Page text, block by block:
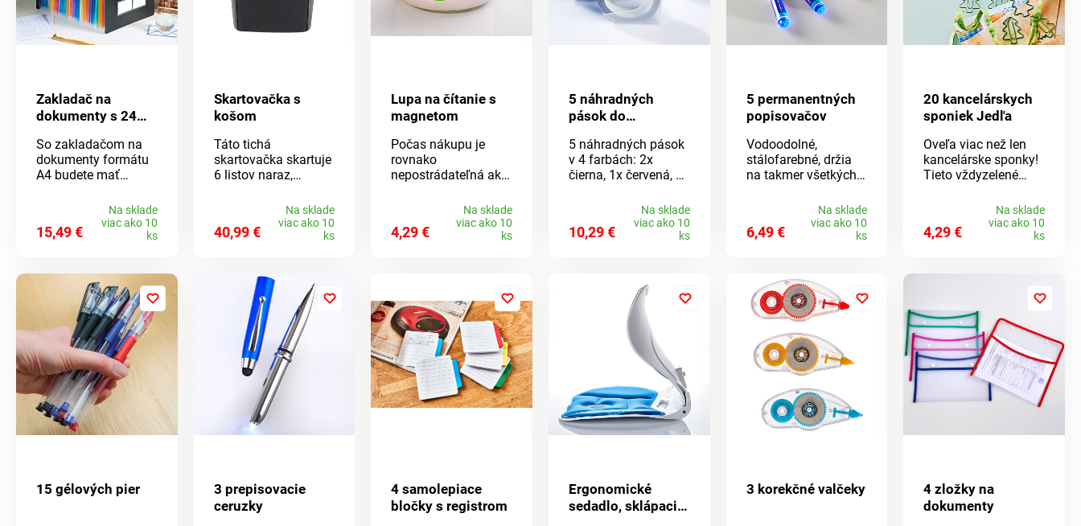
Zakladač na
dokumenty s 24
So zakladačom na
dokumenty formátu
A4 budete mať
na schôdzkach
farebných
záložkami na rýchlu
orientáciu.
15,49 €
Na sklade
viac ako 10
ks
Skartovačka s
košom
Táto tichá
skartovačka skartuje
6 listov naraz,
karty! Ideálne pre
kanceláriu aj
domácnosť -
ochranou proti
prehriatiu. Zberný
kôš s objemom 10
litrov sa ľahko
vyprázdňuje.
40,99 €
Na sklade
viac ako 10
ks
Lupa na čítanie s
magnetom
Počas nákupu je
rovnako
nepostrádateľná ako
letáku pri liekoch,
popisoch na
potravinách atď. S
4,29 €
Na sklade
viac ako 10
ks
5 náhradných
pások do
5 náhradných pások
v 4 farbách: 2x
čierna, 1x červená, 1x
10,29 €
Na sklade
viac ako 10
ks
5 permanentných
popisovačov
Vodoodolné,
stálofarebné, držia
na takmer všetkých
permanentné
popisovače s
nerozmazávajú sa -
ideálne na kreslenie,
na popisovanie fólií,
6,49 €
Na sklade
viac ako 10
ks
20 kancelárskych
sponiek Jedľa
Oveľa viac než len
kancelárske sponky!
Tieto vždyzelené
najkrajšie nápady na
zdobenie.
4,29 €
Na sklade
viac ako 10
ks
15 gélových pier
3 prepisovacie
ceruzky
4 samolepiace
bločky s registrom
Ergonomické
sedadlo, sklápacie
3 korekčné valčeky
4 zložky na
dokumenty